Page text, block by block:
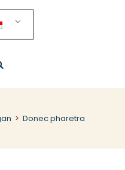
> Donec pharetra